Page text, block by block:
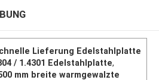
Lieferung Edelstahlplatte
/ 1.4301 Edelstahlplatte,
mm breite warmgewalzte